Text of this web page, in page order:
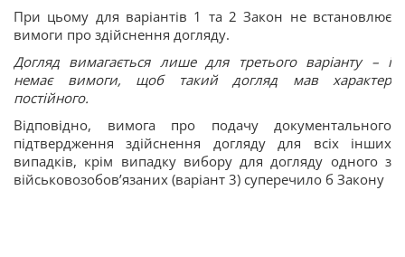
При цьому для варіантів 1 та 2 Закон не встановлює
вимоги про здійснення догляду.
Догляд вимагається лише для третього варіанту – і
немає вимоги, щоб такий догляд мав характер
постійного.
Відповідно, вимога про подачу документального
підтвердження здійснення догляду для всіх інших
випадків, крім випадку вибору для догляду одного з
військовозобов’язаних (варіант 3) суперечило б Закону